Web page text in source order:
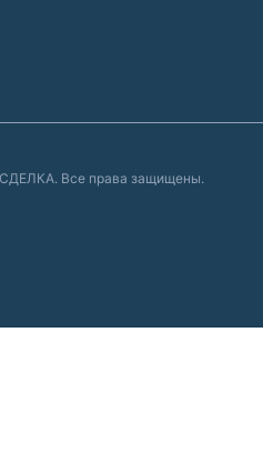
Все права защищены.